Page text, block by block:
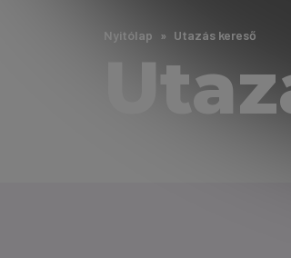
Nyitólap Utazás kereső